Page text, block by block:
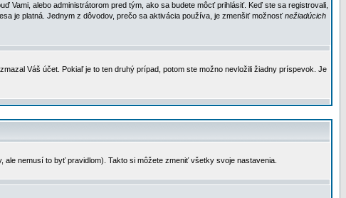
alebo administrátorom pred tým, ako sa budete môcť prihlásiť. Keď ste sa registrovali,
je platná. Jednym z dôvodov, prečo sa aktivácia používa, je zmenšiť možnosťnežiadúcich
Váš účet. Pokiaľ je to ten druhý prípad, potom ste možno nevložili žiadny príspevok. Je
ale nemusí to byť pravidlom). Takto si môžete zmeniť všetky svoje nastavenia.